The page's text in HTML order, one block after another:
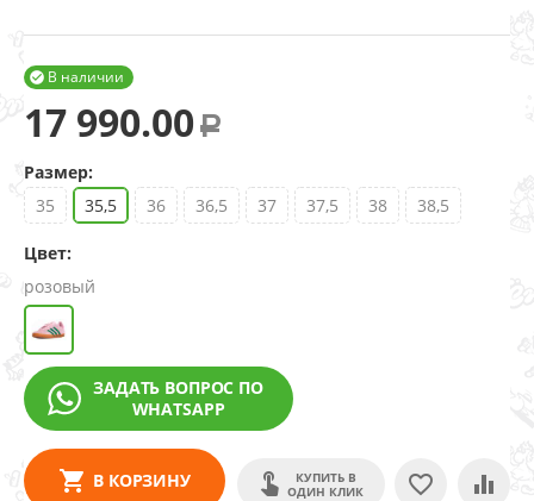
В наличии

17 990.00 Р
Размер:
35
35,5 36 36,5 37 37,5 38 38,5
Цвет:
розовый
ЗАДАТЬ ВОПРОС ПО
WHATSAPP
В КОРЗИНУ
КУПИТЬ В
ОДИН КЛИК